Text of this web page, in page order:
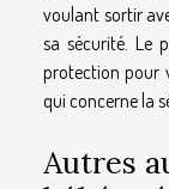
voulant sortir
sa sécurité. Le
protection pour
qui concerne la
Autres